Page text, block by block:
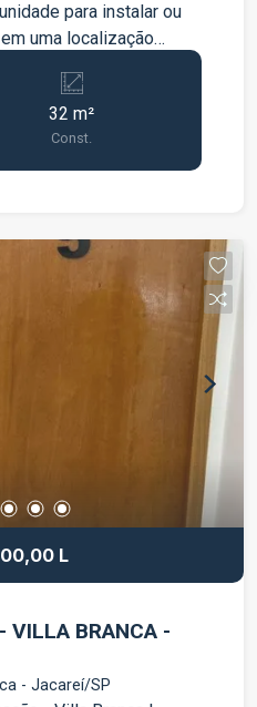
uma localização
conta
e funcional, ideal para
escolas,
e diversos segmentos
para adaptação
do seu negócio
de fácil acesso e com
proporcionando
Entre
e agende uma
o espaço ideal para o
32 m²
Const.
L
VILLA BRANCA -
- Jacareí/SP